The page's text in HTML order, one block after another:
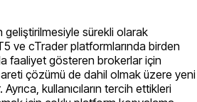
geliştirilmesiyle sürekli olarak
ve cTrader platformlarında birden
faaliyet gösteren brokerlar için
çözümü de dahil olmak üzere yeni
kullanıcıların tercih ettikleri